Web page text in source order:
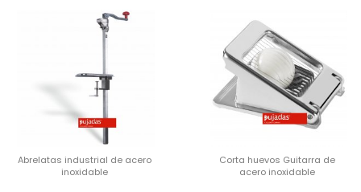
Abrelatas industrial de acero
inoxidable
Corta huevos Guitarra de
acero inoxidable